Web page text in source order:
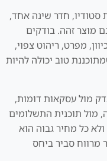
סטודיו, חדר שינה אחד,
מוצר זהה. בודקים
מפרט, ריהוט צפוי,
טוב יכולה להיות
מול עסקאות דומות,
מול תוכנית התשלומים
כל מחיר גבוה הוא
סביר ביחס